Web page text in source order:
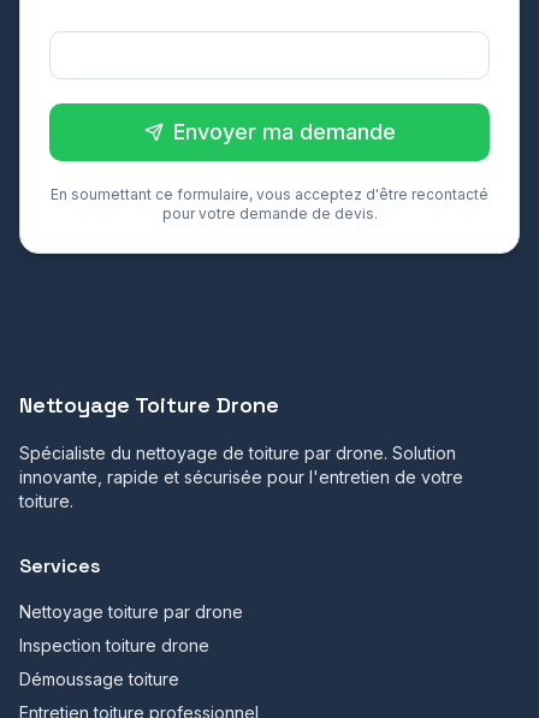
Envoyer ma demande
En soumettant ce formulaire, vous acceptez d'être recontacté
pour votre demande de devis.
Nettoyage Toiture Drone
Spécialiste du nettoyage de toiture par drone. Solution
innovante, rapide et sécurisée pour l'entretien de votre
toiture.
Services
Nettoyage toiture par drone
Inspection toiture drone
Démoussage toiture
Entretien toiture professionnel